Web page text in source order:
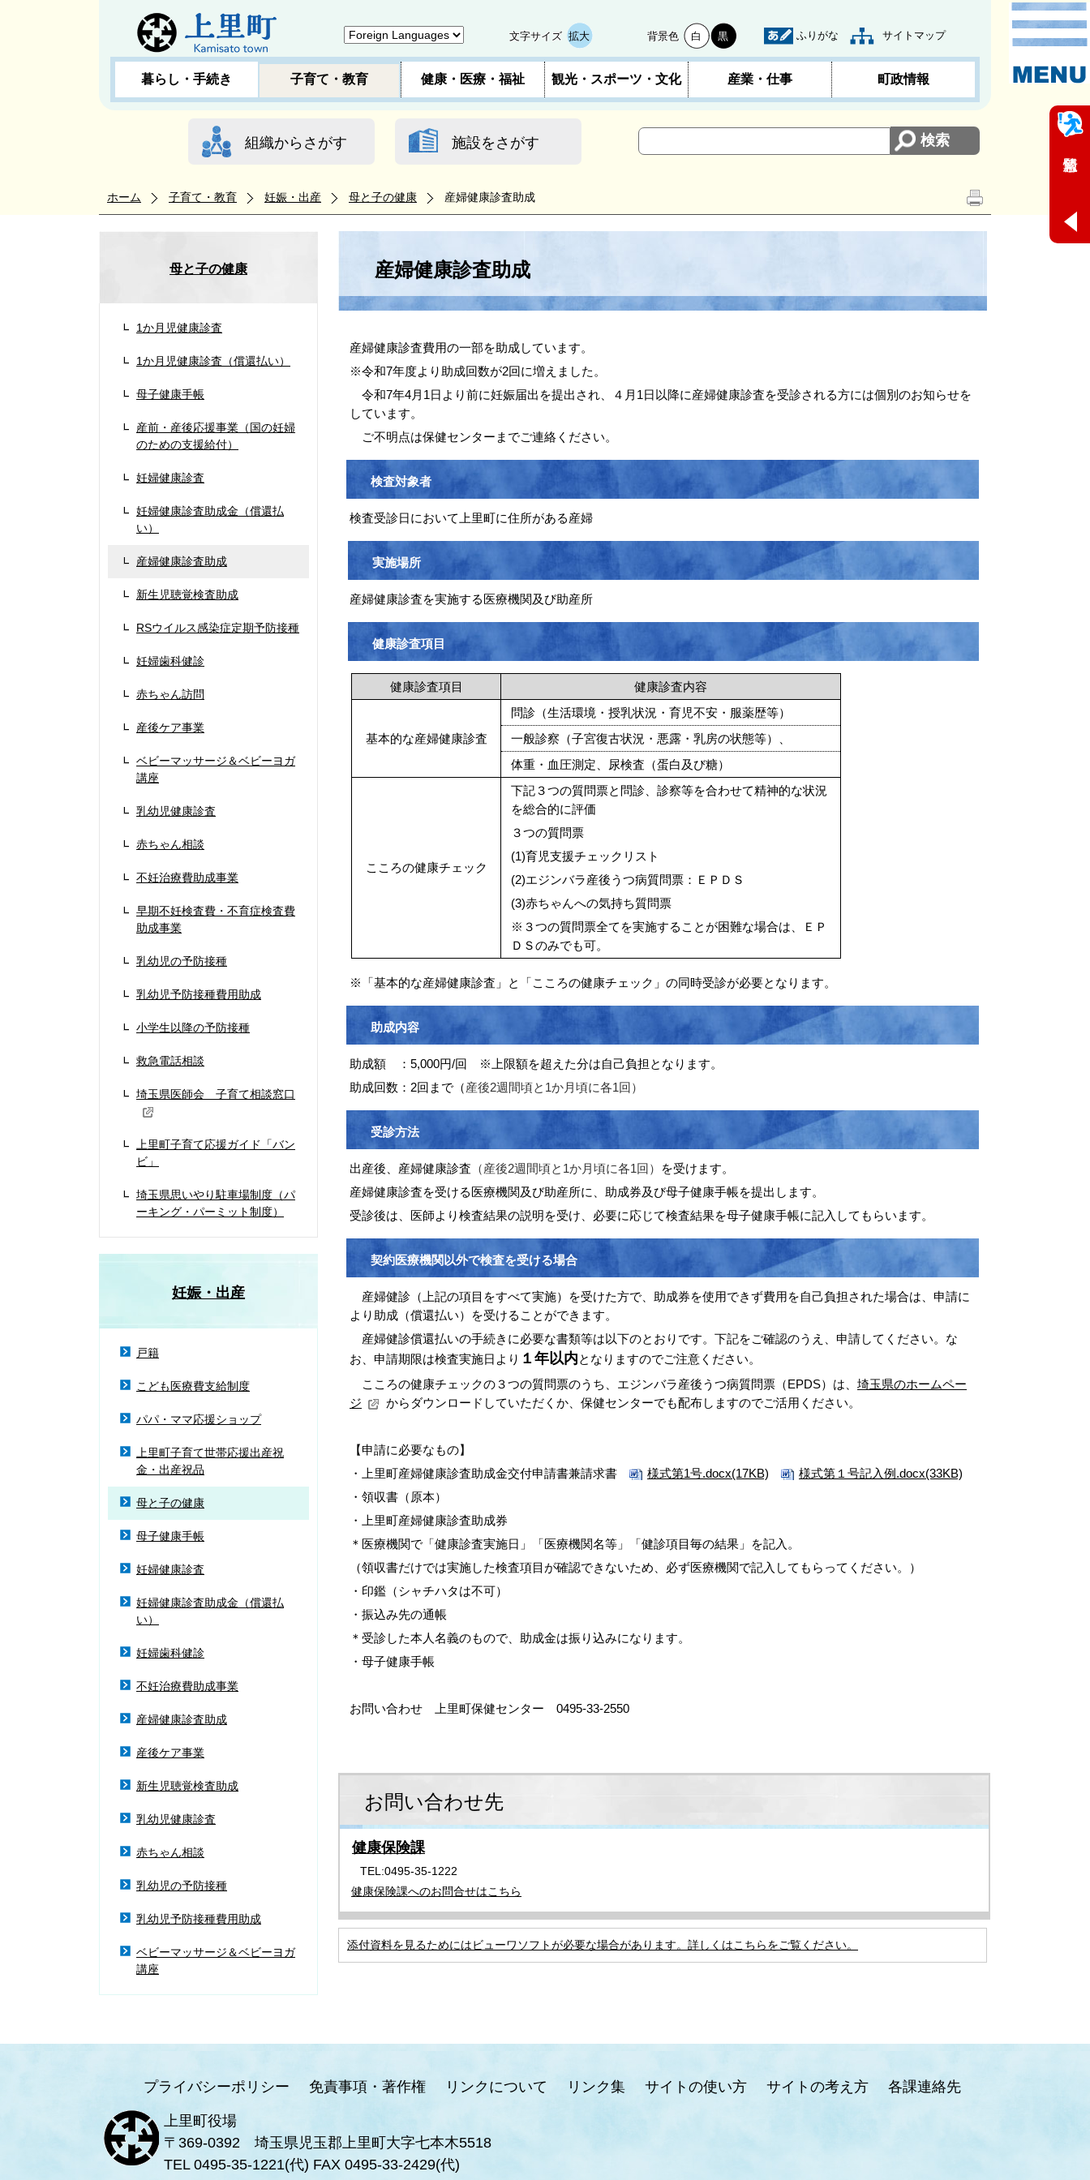
文字サイズ 拡大 背景色 白 黒 ふりがな サイトマップ
暮らし・手続き 子育て・教育 健康・医療・福祉 観光・スポーツ・文化 産業・仕事 町政情報
組織からさがす 施設をさがす
ホーム 子育て・教育 妊娠・出産 母と子の健康 産婦健康診査助成
母と子の健康
1か月児健康診査
1か月児健康診査（償還払い）
母子健康手帳
産前・産後応援事業（国の妊婦
のための支援給付）
妊婦健康診査
妊婦健康診査助成金（償還払
い）
産婦健康診査助成
新生児聴覚検査助成
RSウイルス感染症定期予防接種
妊婦歯科健診
赤ちゃん訪問
産後ケア事業
ベビーマッサージ＆ベビーヨガ
講座
乳幼児健康診査
赤ちゃん相談
不妊治療費助成事業
早期不妊検査費・不育症検査費
助成事業
乳幼児の予防接種
乳幼児予防接種費用助成
小学生以降の予防接種
救急電話相談
埼玉県医師会 子育て相談窓口
上里町子育て応援ガイド「バン
ビ」
埼玉県思いやり駐車場制度（パ
ーキング・パーミット制度）
妊娠・出産
戸籍
こども医療費支給制度
パパ・ママ応援ショップ
上里町子育て世帯応援出産祝
金・出産祝品
母と子の健康
母子健康手帳
妊婦健康診査
妊婦健康診査助成金（償還払
い）
妊婦歯科健診
不妊治療費助成事業
産婦健康診査助成
産後ケア事業
新生児聴覚検査助成
乳幼児健康診査
赤ちゃん相談
乳幼児の予防接種
乳幼児予防接種費用助成
ベビーマッサージ＆ベビーヨガ
講座
産婦健康診査助成
産婦健康診査費用の一部を助成しています。
※令和7年度より助成回数が2回に増えました。
令和7年4月1日より前に妊娠届出を提出され、４月1日以降に産婦健康診査を受診される方には個別のお知らせを
しています。
ご不明点は保健センターまでご連絡ください。
検査対象者
検査受診日において上里町に住所がある産婦
実施場所
産婦健康診査を実施する医療機関及び助産所
健康診査項目
健康診査項目 健康診査内容
基本的な産婦健康診査
問診（生活環境・授乳状況・育児不安・服薬歴等）
一般診察（子宮復古状況・悪露・乳房の状態等）、
体重・血圧測定、尿検査（蛋白及び糖）
こころの健康チェック
下記３つの質問票と問診、診察等を合わせて精神的な状況
を総合的に評価
３つの質問票
(1)育児支援チェックリスト
(2)エジンバラ産後うつ病質問票：ＥＰＤＳ
(3)赤ちゃんへの気持ち質問票
※３つの質問票全てを実施することが困難な場合は、ＥＰ
ＤＳのみでも可。
※「基本的な産婦健康診査」と「こころの健康チェック」の同時受診が必要となります。
助成内容
助成額 ：5,000円/回 ※上限額を超えた分は自己負担となります。
助成回数：2回まで（産後2週間頃と1か月頃に各1回）
受診方法
出産後、産婦健康診査 （産後2週間頃と1か月頃に各1回）
を受けます。
産婦健康診査を受ける医療機関及び助産所に、助成券及び母子健康手帳を提出します。
受診後は、医師より検査結果の説明を受け、必要に応じて検査結果を母子健康手帳に記入してもらいます。
契約医療機関以外で検査を受ける場合
産婦健診（上記の項目をすべて実施）を受けた方で、 助成券を使用できず費用を自己負担された場合は、申請に
より助成（償還払い）を受けることができます。
産婦健診償還払いの手続きに必要な書類等は以下のとおりです。下記をご確認のうえ、申請してください。な
お、申請期限は検査実施日より １年以内となりますのでご注意ください。
こころの健康チェックの３つの質問票のうち、エジンバラ産後うつ病質問票（EPDS）は、 埼玉県のホームペー
ジ
からダウンロードしていただくか、保健センターでも配布しますのでご活用ください。
【申請に必要なもの】
・上里町産婦健康診査助成金交付申請書兼請求書
様式第1号.docx(17KB)
様式第１号記入例.docx(33KB)
・領収書（原本）
・上里町産婦健康診査助成券
＊医療機関で「健康診査実施日」「医療機関名等」「健診項目毎の結果」を記入。
（領収書だけでは実施した検査項目が確認できないため、必ず医療機関で記入してもらってください。）
・印鑑（シャチハタは不可）
・振込み先の通帳
＊受診した本人名義のもので、助成金は振り込みになります。
・母子健康手帳
お問い合わせ 上里町保健センター 0495-33-2550
お問い合わせ先
健康保険課
TEL:0495-35-1222
健康保険課へのお問合せはこちら
添付資料を見るためにはビューワソフトが必要な場合があります。詳しくはこちらをご覧ください。
プライバシーポリシー 免責事項・著作権 リンクについて リンク集 サイトの使い方 サイトの考え方 各課連絡先
上里町役場
〒369-0392 埼玉県児玉郡上里町大字七本木5518
TEL 0495-35-1221(代) FAX 0495-33-2429(代)